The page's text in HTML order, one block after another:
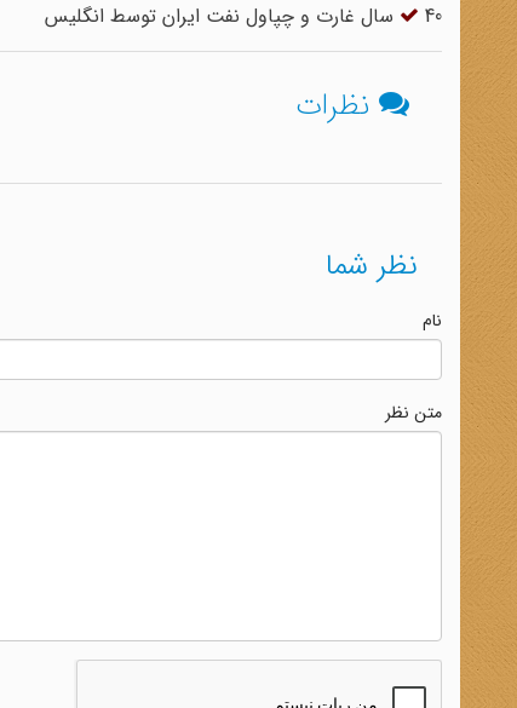
40 سال غارت و چپاول نفت ایران توسط انگلیس
نظرات
نظر شما
نام
متن نظر